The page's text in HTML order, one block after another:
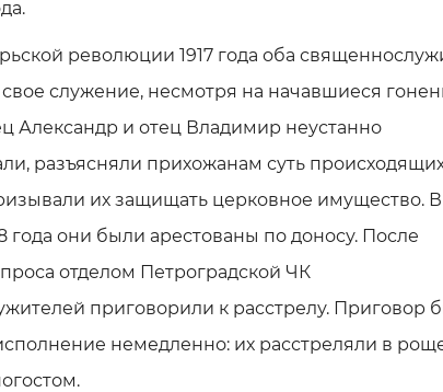
революции 1917 года оба
служение, несмотря на начавшиеся
Александр и отец Владимир неустанно
разъясняли прихожанам суть
их защищать церковное имущество. В
года они были арестованы по доносу. После
отделом Петроградской ЧК
приговорили к расстрелу. Приговор
немедленно: их расстреляли в